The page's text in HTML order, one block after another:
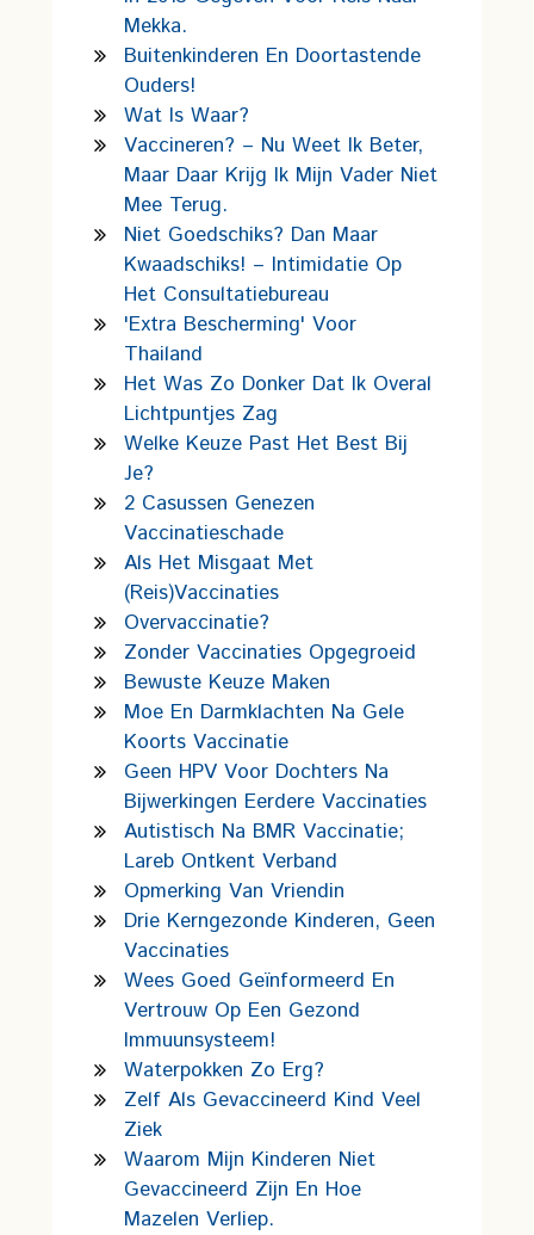
Mekka.
Buitenkinderen En Doortastende
Ouders!
Wat Is Waar?
Vaccineren? – Nu Weet Ik Beter,
Maar Daar Krijg Ik Mijn Vader Niet
Mee Terug.
Niet Goedschiks? Dan Maar
Kwaadschiks! – Intimidatie Op
Het Consultatiebureau
'Extra Bescherming' Voor
Thailand
Het Was Zo Donker Dat Ik Overal
Lichtpuntjes Zag
Welke Keuze Past Het Best Bij
Je?
2 Casussen Genezen
Vaccinatieschade
Als Het Misgaat Met
(reis)vaccinaties
Overvaccinatie?
Zonder Vaccinaties Opgegroeid
Bewuste Keuze Maken
Moe En Darmklachten Na Gele
Koorts Vaccinatie
Geen HPV Voor Dochters Na
Bijwerkingen Eerdere Vaccinaties
Autistisch Na BMR Vaccinatie;
Lareb Ontkent Verband
Opmerking Van Vriendin
Drie Kerngezonde Kinderen, Geen
Vaccinaties
Wees Goed Geïnformeerd En
Vertrouw Op Een Gezond
Immuunsysteem!
Waterpokken Zo Erg?
Zelf Als Gevaccineerd Kind Veel
Ziek
Waarom Mijn Kinderen Niet
Gevaccineerd Zijn En Hoe
Mazelen Verliep.